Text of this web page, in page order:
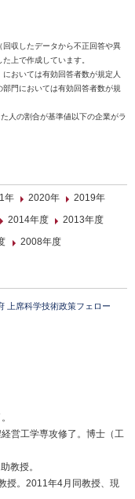
収したデータから不正回答や異
上で作成しています。
おいては有効回答者数が規定人
門においては有効回答者数が規
人の割合が基準値以下の企業がラ
年 2020年
2019年
2014年度
2013年度
2008年度
上席科学技術政策フェロー
営工学専攻修了。博士（工
教授。
授。2011年4月同教授、現